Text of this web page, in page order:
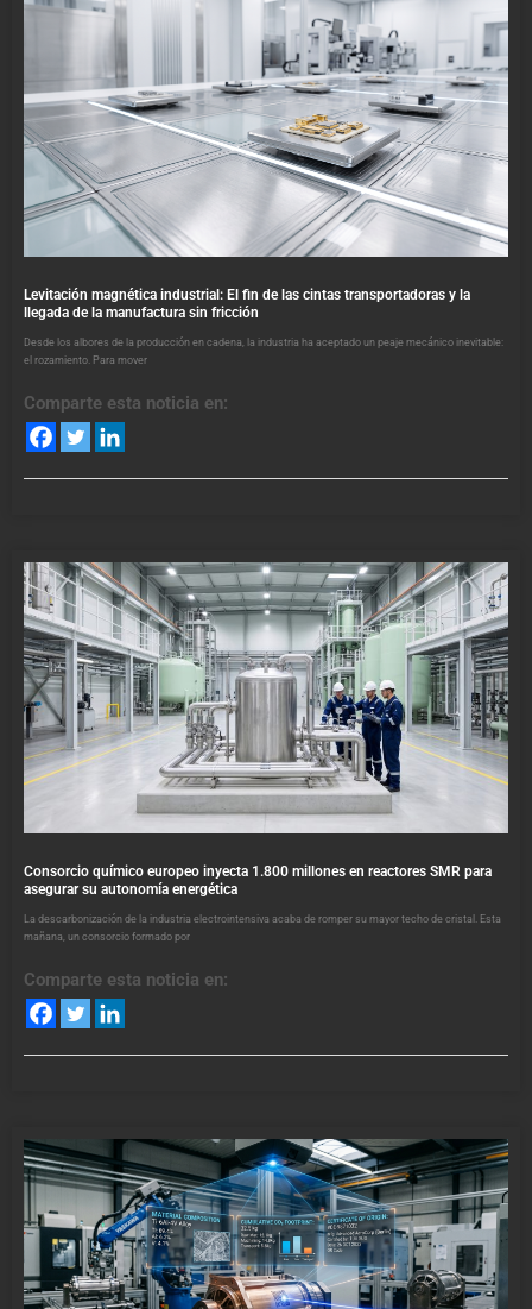
Levitación magnética industrial: El fin de las cintas transportadoras y la
llegada de la manufactura sin fricción
Desde los albores de la producción en cadena, la industria ha aceptado un peaje mecánico inevitable:
el rozamiento. Para mover
Comparte esta noticia en:
Consorcio químico europeo inyecta 1.800 millones en reactores SMR para
asegurar su autonomía energética
La descarbonización de la industria electrointensiva acaba de romper su mayor techo de cristal. Esta
mañana, un consorcio formado por
Comparte esta noticia en: